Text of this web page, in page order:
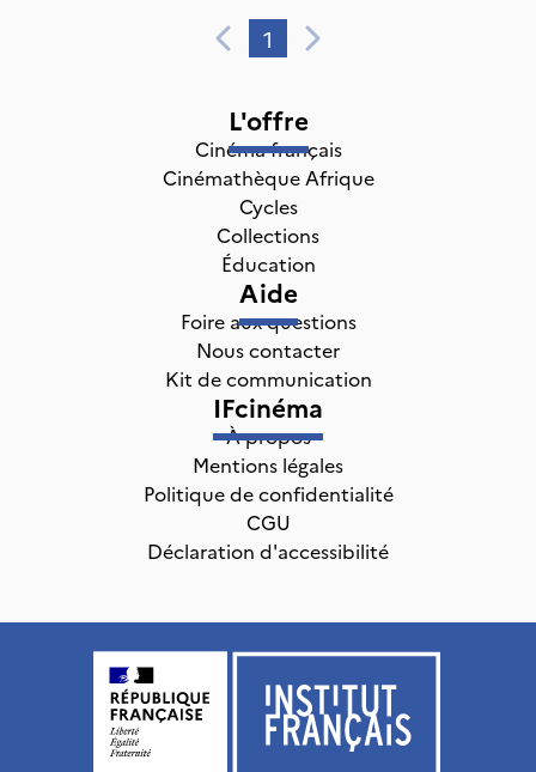
1
L'offre
Cinéma français
Cinémathèque Afrique
Cycles
Collections
Éducation
Aide
Foire aux questions
Nous contacter
Kit de communication
IFcinéma
À propos
Mentions légales
Politique de confidentialité
CGU
Déclaration d'accessibilité